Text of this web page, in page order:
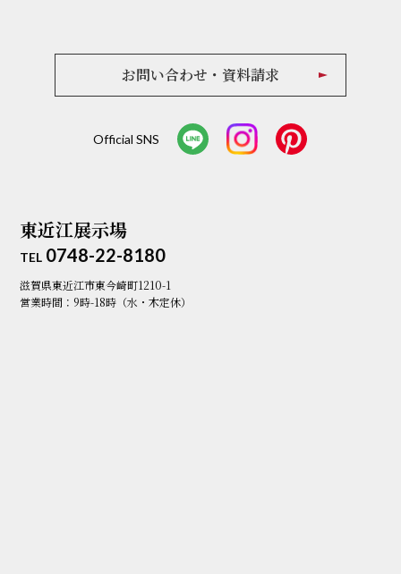
お問い合わせ・資料請求
Official SNS
東近江展示場
TEL 0748-22-8180
滋賀県東近江市東今崎町1210-1
営業時間：9時-18時（水・木定休）